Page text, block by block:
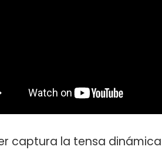
captura la tensa